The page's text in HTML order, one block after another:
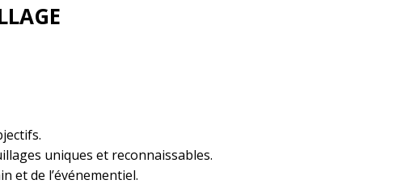
uniques et reconnaissables.
et de l’événementiel.